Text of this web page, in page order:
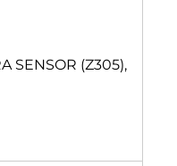
SENSOR (Z305),